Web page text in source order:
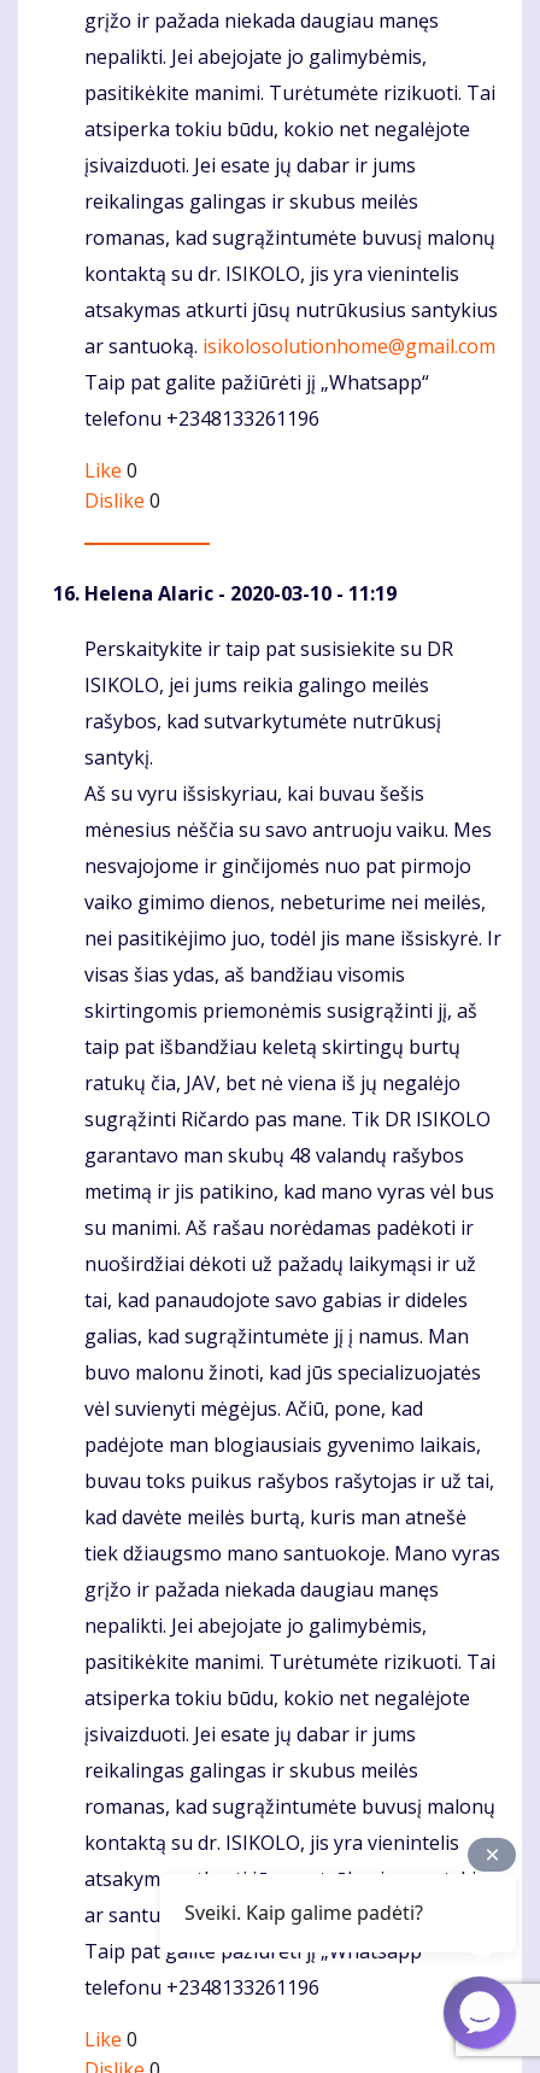
grįžo ir pažada niekada daugiau manęs
nepalikti. Jei abejojate jo galimybėmis,
pasitikėkite manimi. Turėtumėte rizikuoti. Tai
atsiperka tokiu būdu, kokio net negalėjote
įsivaizduoti. Jei esate jų dabar ir jums
reikalingas galingas ir skubus meilės
romanas, kad sugrąžintumėte buvusį malonų
kontaktą su dr. ISIKOLO, jis yra vienintelis
atsakymas atkurti jūsų nutrūkusius santykius
ar santuoką. isikolosolutionhome@gmail.com
Taip pat galite pažiūrėti jį „Whatsapp“
telefonu +2348133261196
Like 0
Dislike 0
Helena Alaric - 2020-03-10 - 11:19
Komentaras
Perskaitykite ir taip pat susisiekite su DR
ISIKOLO, jei jums reikia galingo meilės
rašybos, kad sutvarkytumėte nutrūkusį
santykį.
Aš su vyru išsiskyriau, kai buvau šešis
mėnesius nėščia su savo antruoju vaiku. Mes
nesvajojome ir ginčijomės nuo pat pirmojo
vaiko gimimo dienos, nebeturime nei meilės,
nei pasitikėjimo juo, todėl jis mane išsiskyrė. Ir
visas šias ydas, aš bandžiau visomis
skirtingomis priemonėmis susigrąžinti jį, aš
taip pat išbandžiau keletą skirtingų burtų
ratukų čia, JAV, bet nė viena iš jų negalėjo
sugrąžinti Ričardo pas mane. Tik DR ISIKOLO
garantavo man skubų 48 valandų rašybos
metimą ir jis patikino, kad mano vyras vėl bus
su manimi. Aš rašau norėdamas padėkoti ir
nuoširdžiai dėkoti už pažadų laikymąsi ir už
tai, kad panaudojote savo gabias ir dideles
galias, kad sugrąžintumėte jį į namus. Man
buvo malonu žinoti, kad jūs specializuojatės
vėl suvienyti mėgėjus. Ačiū, pone, kad
padėjote man blogiausiais gyvenimo laikais,
buvau toks puikus rašybos rašytojas ir už tai,
kad davėte meilės burtą, kuris man atnešė
tiek džiaugsmo mano santuokoje. Mano vyras
grįžo ir pažada niekada daugiau manęs
nepalikti. Jei abejojate jo galimybėmis,
pasitikėkite manimi. Turėtumėte rizikuoti. Tai
atsiperka tokiu būdu, kokio net negalėjote
įsivaizduoti. Jei esate jų dabar ir jums
reikalingas galingas ir skubus meilės
romanas, kad sugrąžintumėte buvusį malonų
kontaktą su dr. ISIKOLO, jis yra vienintelis
atsakymas atkurti jūsų nutrūkusius santykius
ar santuoką.isikolosolutionhome@gmail.com
Taip pat galite pažiūrėti jį „Whatsapp“
telefonu +2348133261196
Like 0
Sveiki. Kaip galime padėti?